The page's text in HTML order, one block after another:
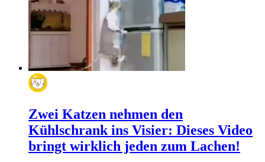
Zwei Katzen nehmen den
Kühlschrank ins Visier: Dieses Video
bringt wirklich jeden zum Lachen!